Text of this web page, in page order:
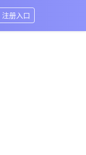
注册入口